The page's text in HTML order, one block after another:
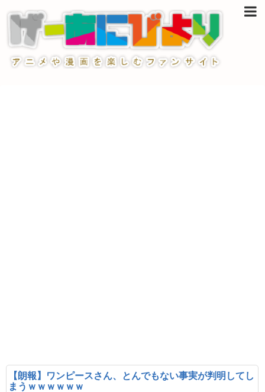
【朗報】ワンピースさん、とんでもない事実が判明してし
まうｗｗｗｗｗｗ